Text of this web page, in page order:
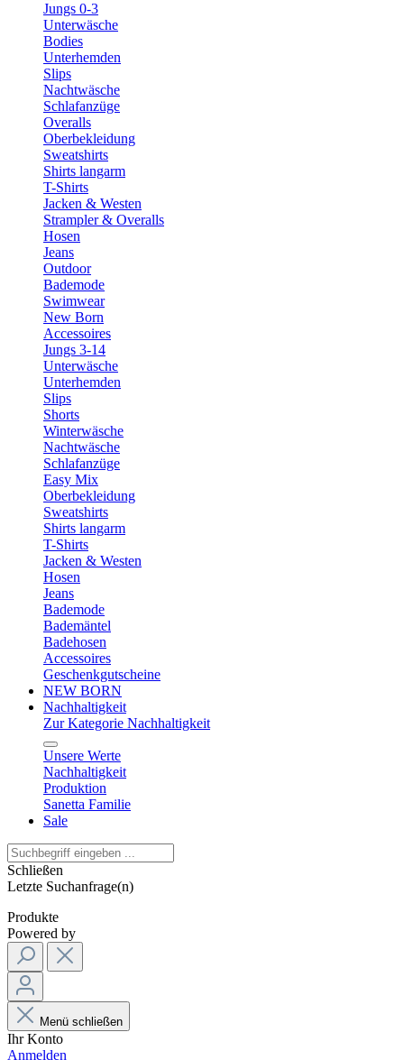
Jungs 0-3
Unterwäsche
Bodies
Unterhemden
Slips
Nachtwäsche
Schlafanzüge
Overalls
Oberbekleidung
Sweatshirts
Shirts langarm
T-Shirts
Jacken & Westen
Strampler & Overalls
Hosen
Jeans
Outdoor
Bademode
Swimwear
New Born
Accessoires
Jungs 3-14
Unterwäsche
Unterhemden
Slips
Shorts
Winterwäsche
Nachtwäsche
Schlafanzüge
Easy Mix
Oberbekleidung
Sweatshirts
Shirts langarm
T-Shirts
Jacken & Westen
Hosen
Jeans
Bademode
Bademäntel
Badehosen
Accessoires
Geschenkgutscheine
NEW BORN
Nachhaltigkeit
Zur Kategorie Nachhaltigkeit
Unsere Werte
Nachhaltigkeit
Produktion
Sanetta Familie
Sale
Schließen
Letzte Suchanfrage(n)
Produkte
Powered by
Menü schließen
Ihr Konto
Anmelden